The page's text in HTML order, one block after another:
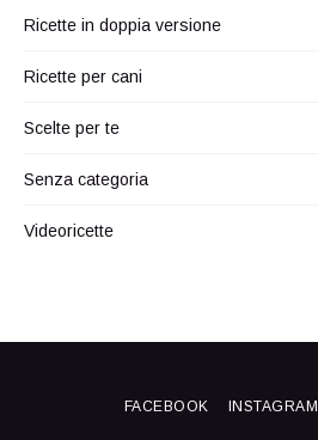
Ricette in doppia versione
Ricette per cani
Scelte per te
Senza categoria
Videoricette
FACEBOOK INSTAGRAM